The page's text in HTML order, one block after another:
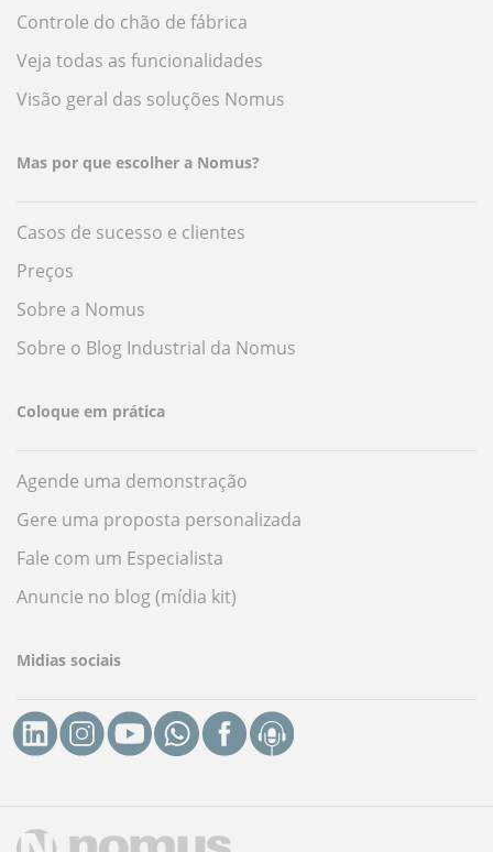
Controle do chão de fábrica
Veja todas as funcionalidades
Visão geral das soluções Nomus
Mas por que escolher a Nomus?
Casos de sucesso e clientes
Preços
Sobre a Nomus
Sobre o Blog Industrial da Nomus
Coloque em prática
Agende uma demonstração
Gere uma proposta personalizada
Fale com um Especialista
Anuncie no blog (mídia kit)
Midias sociais